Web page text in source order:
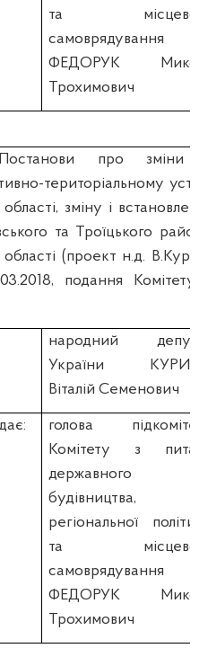
та
самоврядування
ФЕДОРУК
Трохимович
про зміни
територіальному
зміну і
та Троїцького
області (проект н.д.
подання Комітету
народний
України
Віталій Семенович
голова
Комітету з
державного
будівництва,
регіональної
та
самоврядування
ФЕДОРУК
Трохимович